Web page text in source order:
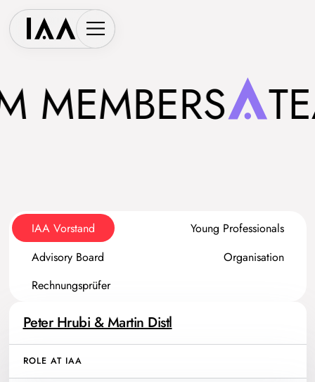
IAA Vorstand
Young Professionals
Advisory Board
Organisation
Rechnungsprüfer
Peter Hrubi & Martin Distl
ROLE AT IAA